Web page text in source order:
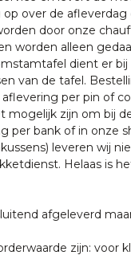
over de afleverdag
door onze
worden alleen
dient er bij
van de tafel.
per pin of
zijn om bij
per bank of in onze
leveren wij
Helaas is
afgeleverd
zijn: voor